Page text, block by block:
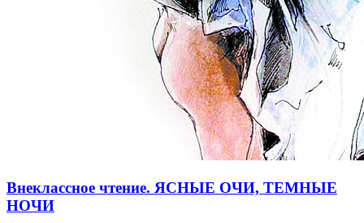
Внеклассное чтение. ЯСНЫЕ ОЧИ, ТЕМНЫЕ
НОЧИ